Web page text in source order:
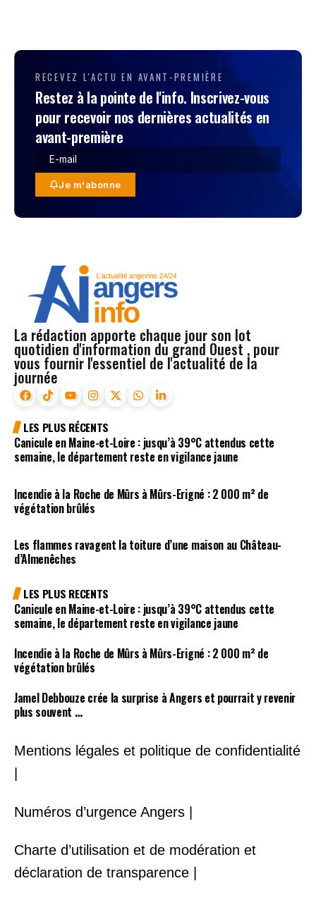
RECEVEZ L'ACTU EN AVANT-PREMIÈRE
Restez à la pointe de l'info. Inscrivez-vous
pour recevoir nos dernières actualités en
avant-première
Je m'abonne
La rédaction apporte chaque jour son lot
quotidien d'information du grand Ouest , pour
vous fournir l'essentiel de l'actualité de la
journée
LES PLUS RÉCENTS
Canicule en Maine-et-Loire : jusqu’à 39°C attendus cette
semaine, le département reste en vigilance jaune
Incendie à la Roche de Mûrs à Mûrs-Erigné : 2 000 m² de
végétation brûlés
Les flammes ravagent la toiture d’une maison au Château-
d’Almenêches
LES PLUS RECENTS
Canicule en Maine-et-Loire : jusqu’à 39°C attendus cette
semaine, le département reste en vigilance jaune
Incendie à la Roche de Mûrs à Mûrs-Erigné : 2 000 m² de
végétation brûlés
Jamel Debbouze crée la surprise à Angers et pourrait y revenir
plus souvent …
Mentions légales et politique de confidentialité
Numéros d’urgence Angers |
Charte d’utilisation et de modération et
déclaration de transparence |